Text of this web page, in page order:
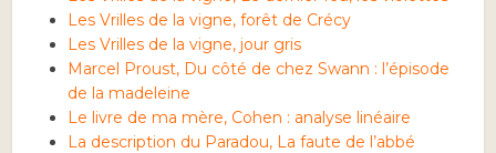
Les Vrilles de la vigne, forêt de Crécy
Les Vrilles de la vigne, jour gris
Marcel Proust, Du côté de chez Swann : l’épisode
de la madeleine
Le livre de ma mère, Cohen : analyse linéaire
La description du Paradou, La faute de l’abbé